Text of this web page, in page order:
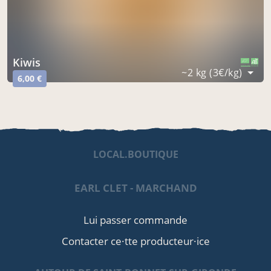
kiwis
6,00 € ~2 kg (3€/kg)
LOCAL.BOUTIQUE
EARL CLET - MARCHAND
Lui passer commande
Contacter ce·tte producteur·ice